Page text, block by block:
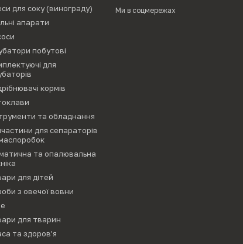
для соку (винограду)
апарати
побутові
для
кормів
та обладнання
для сепараторів
та опалювальна
для дітей
з овечої вовни
для тварин
та здоров'я
Ми в соцмережах